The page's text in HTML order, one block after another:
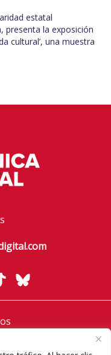
estatal
presenta la exposición
cultural’, una muestra